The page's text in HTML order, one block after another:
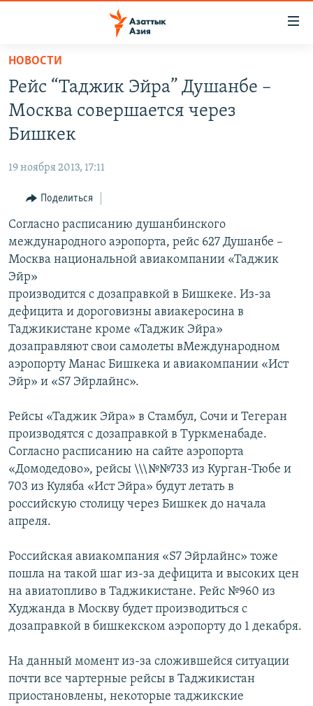
Вернуться
основному
содержанию
Вернутся
главной
навигации
Вернутся
поиску
ЦЕНТРАЛЬНАЯ АЗИЯ
ТАДЖИКИСТАН
ВОЙНА В УКРАИНЕ
ҚАЗАҚША
КЫРГЫЗЧА
ЎЗБЕКЧА
ТОҶИКӢ
TÜRKMENÇE
Все сайты РСЕ/РС
НОВОСТИ
Рейс “Таджик Эйра” Душанбе –
Москва совершается через
Бишкек
19 ноября 2013, 17:11
Поделиться
Согласно расписанию душанбинского
международного аэропорта, рейс 627 Душанбе –
Москва национальной авиакомпании «Таджик
Эйр»
производится с дозаправкой в Бишкеке. Из-за
дефицита и дороговизны авиакеросина в
Таджикистане кроме «Таджик Эйра»
дозаправляют свои самолеты вМеждународном
аэропорту Манас Бишкека и авиакомпании «Ист
Эйр» и «S7 Эйрлайнс».
Рейсы «Таджик Эйра» в Стамбул, Сочи и Тегеран
производятся с дозаправкой в Туркменабаде.
Согласно расписанию на сайте аэропорта
«Домодедово», рейсы \\\№№733 из Курган-Тюбе и
703 из Куляба «Ист Эйра» будут летать в
российскую столицу через Бишкек до начала
апреля.
Российская авиакомпания «S7 Эйрлайнс» тоже
пошла на такой шаг из-за дефицита и высоких цен
на авиатопливо в Таджикистане. Рейс №960 из
Худжанда в Москву будет производиться с
дозаправкой в бишкекском аэропорту до 1 декабря.
На данный момент из-за сложившейся ситуации
почти все чартерные рейсы в Таджикистан
приостановлены, некоторые таджикские